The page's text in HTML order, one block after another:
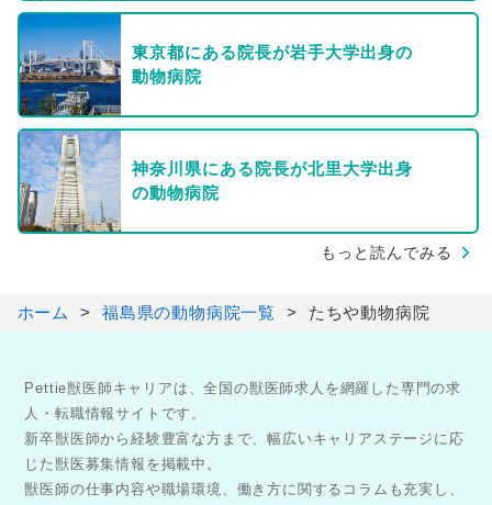
東京都にある院長が岩手大学出身の
動物病院
神奈川県にある院長が北里大学出身
の動物病院
もっと読んでみる
ホーム 福島県の動物病院一覧 たちや動物病院
Pettie獣医師キャリアは、全国の獣医師求人を網羅した専門の求
人・転職情報サイトです。
新卒獣医師から経験豊富な方まで、幅広いキャリアステージに応
じた獣医募集情報を掲載中。
獣医師の仕事内容や職場環境、働き方に関するコラムも充実し、